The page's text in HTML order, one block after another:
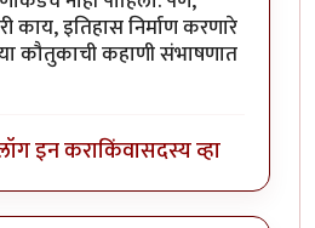
काय, इतिहास निर्माण करणारे
कौतुकाची कहाणी संभाषणात
इन कराकिंवासदस्य व्हा